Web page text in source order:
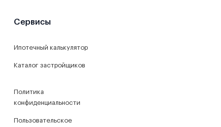
Сервисы
Ипотечный калькулятор
Каталог застройщиков
Политика
конфиденциальности
Пользовательское